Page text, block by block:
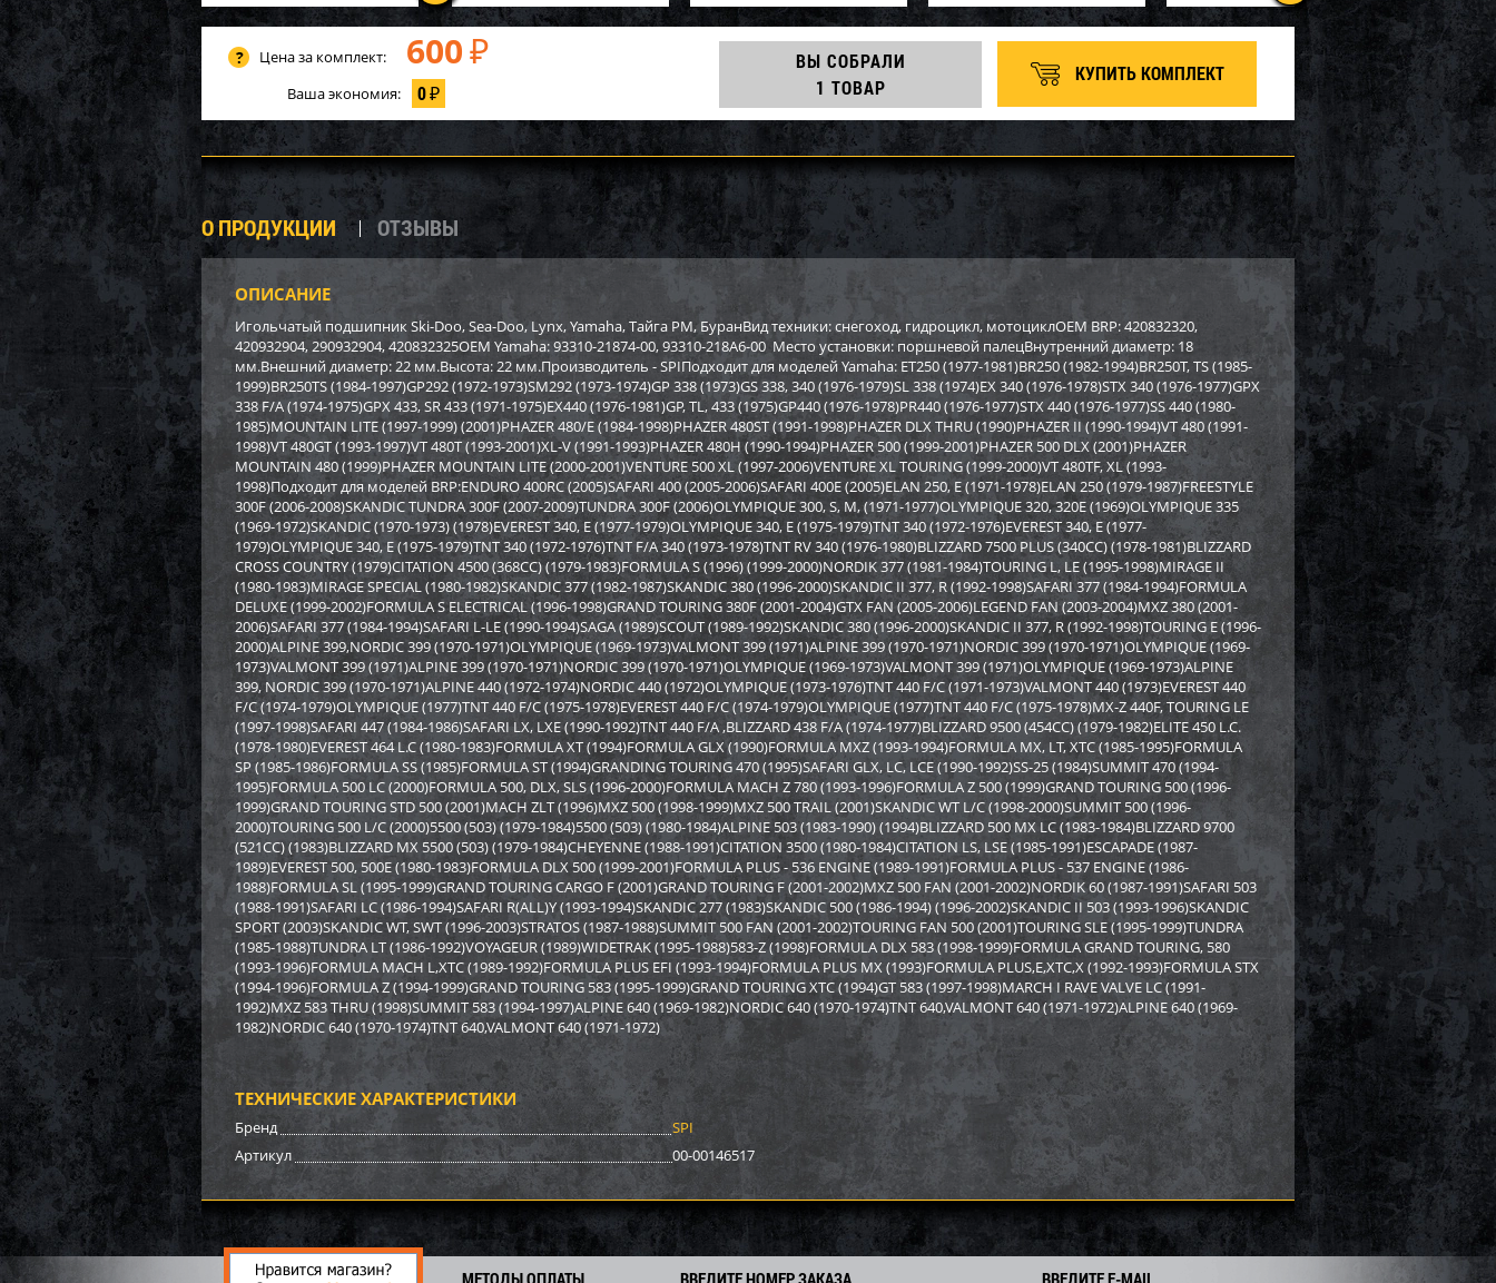
Бампер Sport Parts Inc. для
BRP (REV XP) SM-12454
3 170i 2 948i
222i Экономия
Бампер BRP SM-12022
4 170i 3 878i
292i Экономия
Бампер Arctic Cat/Yamaha SM-
12517
9 590 i 8 919i
671i Экономия
Бампер Yamaha SM-12530
2 750 i 2 558
192i Экономия
Бампер задний BRP SM-12698
6 380 5 933i
447i Экономия
Бампер Polaris SM-12494
5 770 5 366i
404i Экономия
Бампер SPI для снегохода BRP
SM-12467
6 780 6 305i
475i Экономия
Бампер SPI для снегохода BRP
SM-12683
4 440 4 129
311i Экономия
Бампер Yamaha SM-12529
3 150 2 930 i
220 i Экономия
Бампер Arctic Cat/Yamaha SM-
2 970 2 762i
208 Экономия
Бампер Polaris SM-12694
4 740 4 408
332 i Экономия
Пробойник для гусеницы SM-
04047 Sport Parts Inc.
700 609
91i Экономия
Цена за комплект: 600 ₽
Ваша экономия: 0₽
ВЫ СОБРАЛИ
1 ТОВАР
КУПИТЬ КОМПЛЕКТ
О ПРОДУКЦИИ ОТЗЫВЫ
ОПИСАНИЕ
Игольчатый подшипник Ski-Doo, Sea-Doo, Lynx, Yamaha, Тайга РМ, БуранВид техники: снегоход, гидроцикл, мотоциклOEM BRP: 420832320,
420932904, 290932904, 420832325OEM Yamaha: 93310-21874-00, 93310-218A6-00 Место установки: поршневой палецВнутренний диаметр: 18
мм.Внешний диаметр: 22 мм.Высота: 22 мм.Производитель - SPIПодходит для моделей Yamaha: ET250 (1977-1981)BR250 (1982-1994)BR250T, TS (1985-
1999)BR250TS (1984-1997)GP292 (1972-1973)SM292 (1973-1974)GP 338 (1973)GS 338, 340 (1976-1979)SL 338 (1974)EX 340 (1976-1978)STX 340 (1976-1977)GPX
338 F/A (1974-1975)GPX 433, SR 433 (1971-1975)EX440 (1976-1981)GP, TL, 433 (1975)GP440 (1976-1978)PR440 (1976-1977)STX 440 (1976-1977)SS 440 (1980-
1985)MOUNTAIN LITE (1997-1999) (2001)PHAZER 480/E (1984-1998)PHAZER 480ST (1991-1998)PHAZER DLX THRU (1990)PHAZER II (1990-1994)VT 480 (1991-
1998)VT 480GT (1993-1997)VT 480T (1993-2001)XL-V (1991-1993)PHAZER 480H (1990-1994)PHAZER 500 (1999-2001)PHAZER 500 DLX (2001)PHAZER
MOUNTAIN 480 (1999)PHAZER MOUNTAIN LITE (2000-2001)VENTURE 500 XL (1997-2006)VENTURE XL TOURING (1999-2000)VT 480TF, XL (1993-
1998)Подходит для моделей BRP:ENDURO 400RC (2005)SAFARI 400 (2005-2006)SAFARI 400E (2005)ELAN 250, E (1971-1978)ELAN 250 (1979-1987)FREESTYLE
300F (2006-2008)SKANDIC TUNDRA 300F (2007-2009)TUNDRA 300F (2006)OLYMPIQUE 300, S, M, (1971-1977)OLYMPIQUE 320, 320E (1969)OLYMPIQUE 335
(1969-1972)SKANDIC (1970-1973) (1978)EVEREST 340, E (1977-1979)OLYMPIQUE 340, E (1975-1979)TNT 340 (1972-1976)EVEREST 340, E (1977-
1979)OLYMPIQUE 340, E (1975-1979)TNT 340 (1972-1976)TNT F/A 340 (1973-1978)TNT RV 340 (1976-1980)BLIZZARD 7500 PLUS (340CC) (1978-1981)BLIZZARD
CROSS COUNTRY (1979)CITATION 4500 (368CC) (1979-1983)FORMULA S (1996) (1999-2000)NORDIK 377 (1981-1984)TOURING L, LE (1995-1998)MIRAGE II
(1980-1983)MIRAGE SPECIAL (1980-1982)SKANDIC 377 (1982-1987)SKANDIC 380 (1996-2000)SKANDIC II 377, R (1992-1998)SAFARI 377 (1984-1994)FORMULA
DELUXE (1999-2002)FORMULA S ELECTRICAL (1996-1998)GRAND TOURING 380F (2001-2004)GTX FAN (2005-2006)LEGEND FAN (2003-2004)MXZ 380 (2001-
2006)SAFARI 377 (1984-1994)SAFARI L-LE (1990-1994)SAGA (1989)SCOUT (1989-1992)SKANDIC 380 (1996-2000)SKANDIC II 377, R (1992-1998)TOURING E (1996-
2000)ALPINE 399,NORDIC 399 (1970-1971)OLYMPIQUE (1969-1973)VALMONT 399 (1971)ALPINE 399 (1970-1971)NORDIC 399 (1970-1971)OLYMPIQUE (1969-
1973)VALMONT 399 (1971)ALPINE 399 (1970-1971)NORDIC 399 (1970-1971)OLYMPIQUE (1969-1973)VALMONT 399 (1971)OLYMPIQUE (1969-1973)ALPINE
399, NORDIC 399 (1970-1971)ALPINE 440 (1972-1974)NORDIC 440 (1972)OLYMPIQUE (1973-1976)TNT 440 F/C (1971-1973)VALMONT 440 (1973)EVEREST 440
F/C (1974-1979)OLYMPIQUE (1977)TNT 440 F/C (1975-1978)EVEREST 440 F/C (1974-1979)OLYMPIQUE (1977)TNT 440 F/C (1975-1978)MX-Z 440F, TOURING LE
(1997-1998)SAFARI 447 (1984-1986)SAFARI LX, LXE (1990-1992)TNT 440 F/A ,BLIZZARD 438 F/A (1974-1977)BLIZZARD 9500 (454CC) (1979-1982)ELITE 450 L.C.
(1978-1980)EVEREST 464 L.C (1980-1983)FORMULA XT (1994)FORMULA GLX (1990)FORMULA MXZ (1993-1994)FORMULA MX, LT, XTC (1985-1995)FORMULA
SP (1985-1986)FORMULA SS (1985)FORMULA ST (1994)GRANDING TOURING 470 (1995)SAFARI GLX, LC, LCE (1990-1992)SS-25 (1984)SUMMIT 470 (1994-
1995)FORMULA 500 LC (2000)FORMULA 500, DLX, SLS (1996-2000)FORMULA MACH Z 780 (1993-1996)FORMULA Z 500 (1999)GRAND TOURING 500 (1996-
1999)GRAND TOURING STD 500 (2001)MACH ZLT (1996)MXZ 500 (1998-1999)MXZ 500 TRAIL (2001)SKANDIC WT L/C (1998-2000)SUMMIT 500 (1996-
2000)TOURING 500 L/C (2000)5500 (503) (1979-1984)5500 (503) (1980-1984)ALPINE 503 (1983-1990) (1994)BLIZZARD 500 MX LC (1983-1984)BLIZZARD 9700
(521CC) (1983)BLIZZARD MX 5500 (503) (1979-1984)CHEYENNE (1988-1991)CITATION 3500 (1980-1984)CITATION LS, LSE (1985-1991)ESCAPADE (1987-
1989)EVEREST 500, 500E (1980-1983)FORMULA DLX 500 (1999-2001)FORMULA PLUS - 536 ENGINE (1989-1991)FORMULA PLUS - 537 ENGINE (1986-
1988)FORMULA SL (1995-1999)GRAND TOURING CARGO F (2001)GRAND TOURING F (2001-2002)MXZ 500 FAN (2001-2002)NORDIK 60 (1987-1991)SAFARI 503
(1988-1991)SAFARI LC (1986-1994)SAFARI R(ALL)Y (1993-1994)SKANDIC 277 (1983)SKANDIC 500 (1986-1994) (1996-2002)SKANDIC II 503 (1993-1996)SKANDIC
SPORT (2003)SKANDIC WT, SWT (1996-2003)STRATOS (1987-1988)SUMMIT 500 FAN (2001-2002)TOURING FAN 500 (2001)TOURING SLE (1995-1999)TUNDRA
(1985-1988)TUNDRA LT (1986-1992)VOYAGEUR (1989)WIDETRAK (1995-1988)583-Z (1998)FORMULA DLX 583 (1998-1999)FORMULA GRAND TOURING, 580
(1993-1996)FORMULA MACH L,XTC (1989-1992)FORMULA PLUS EFI (1993-1994)FORMULA PLUS MX (1993)FORMULA PLUS,E,XTC,X (1992-1993)FORMULA STX
(1994-1996)FORMULA Z (1994-1999)GRAND TOURING 583 (1995-1999)GRAND TOURING XTC (1994)GT 583 (1997-1998)MARCH I RAVE VALVE LC (1991-
1992)MXZ 583 THRU (1998)SUMMIT 583 (1994-1997)ALPINE 640 (1969-1982)NORDIC 640 (1970-1974)TNT 640,VALMONT 640 (1971-1972)ALPINE 640 (1969-
1982)NORDIC 640 (1970-1974)TNT 640,VALMONT 640 (1971-1972)
ТЕХНИЧЕСКИЕ ХАРАКТЕРИСТИКИ
Бренд
SPI
Артикул
00-00146517
МЕТОДЫ ОПЛАТЫ ВВЕДИТЕ НОМЕР ЗАКАЗА ВВЕДИТЕ E-MAIL